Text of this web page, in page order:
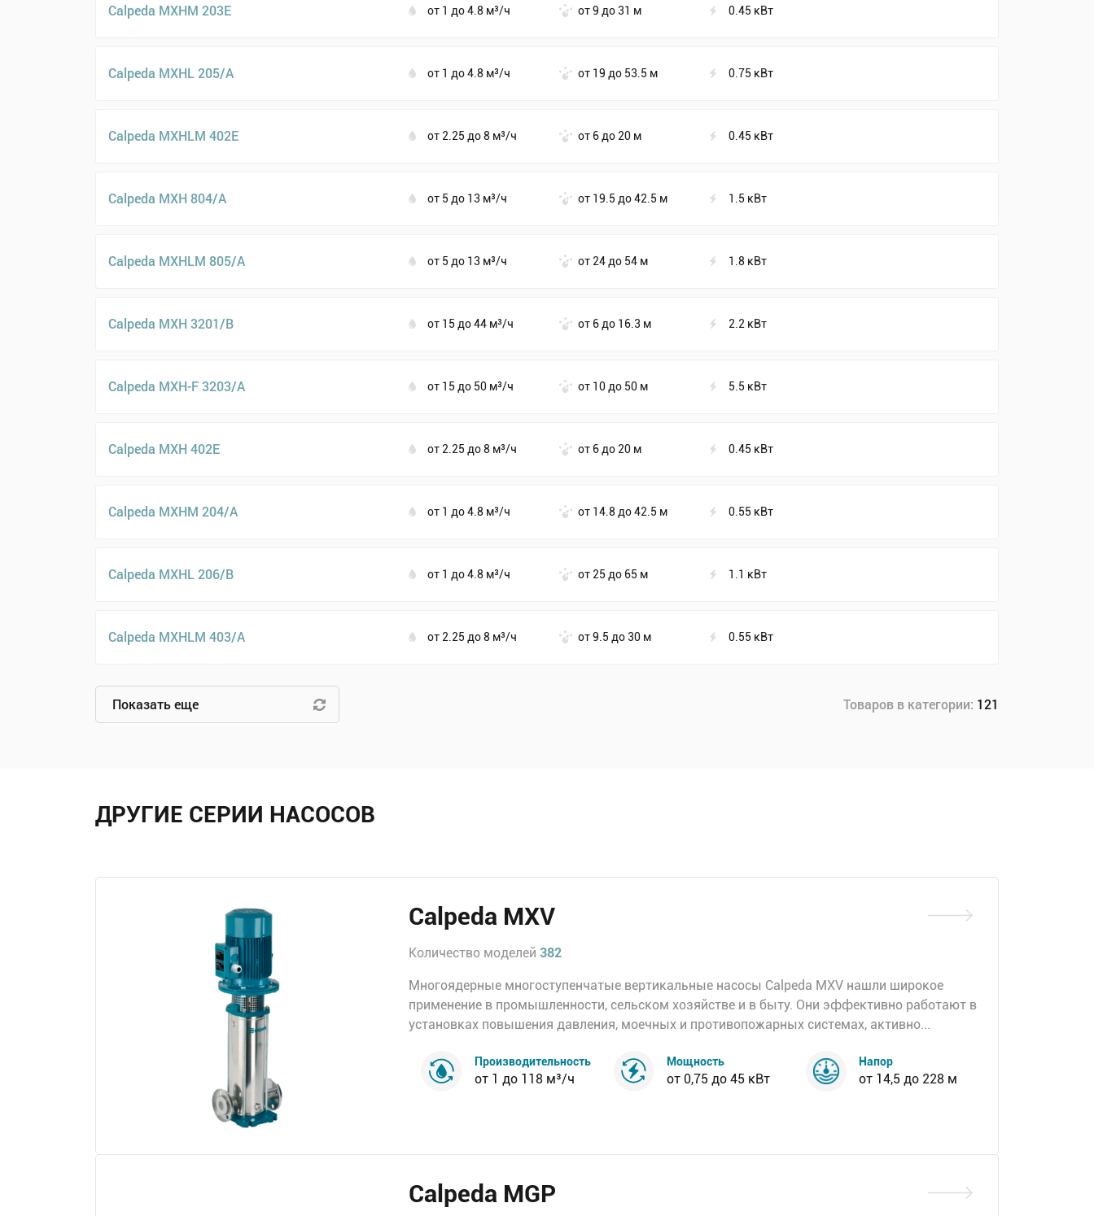
Calpeda MXHM 203E от 1 до 4.8 м³/ч от 9 до 31 м 0.45 кВт
Calpeda MXHL 205/A от 1 до 4.8 м³/ч от 19 до 53.5 м 0.75 кВт
Calpeda MXHLM 402E от 2.25 до 8 м³/ч от 6 до 20 м 0.45 кВт
Calpeda MXH 804/A от 5 до 13 м³/ч от 19.5 до 42.5 м 1.5 кВт
Calpeda MXHLM 805/A от 5 до 13 м³/ч от 24 до 54 м 1.8 кВт
Calpeda MXH 3201/B от 15 до 44 м³/ч от 6 до 16.3 м 2.2 кВт
Calpeda MXH-F 3203/A от 15 до 50 м³/ч от 10 до 50 м 5.5 кВт
Calpeda MXH 402E от 2.25 до 8 м³/ч от 6 до 20 м 0.45 кВт
Calpeda MXHM 204/A от 1 до 4.8 м³/ч от 14.8 до 42.5 м 0.55 кВт
Calpeda MXHL 206/B от 1 до 4.8 м³/ч от 25 до 65 м 1.1 кВт
Calpeda MXHLM 403/A от 2.25 до 8 м³/ч от 9.5 до 30 м 0.55 кВт
Показать еще Товаров в категории: 121
ДРУГИЕ СЕРИИ НАСОСОВ
Calpeda MXV
Количество моделей382
Многоядерные многоступенчатые вертикальные насосы Calpeda MXV нашли широкое
применение в промышленности, сельском хозяйстве и в быту. Они эффективно работают в
установках повышения давления, моечных и противопожарных системах, активно...
Производительность
от 1 до 118 м³/ч
Мощность
от 0,75 до 45 кВт
Напор
от 14,5 до 228 м
Calpeda MGP